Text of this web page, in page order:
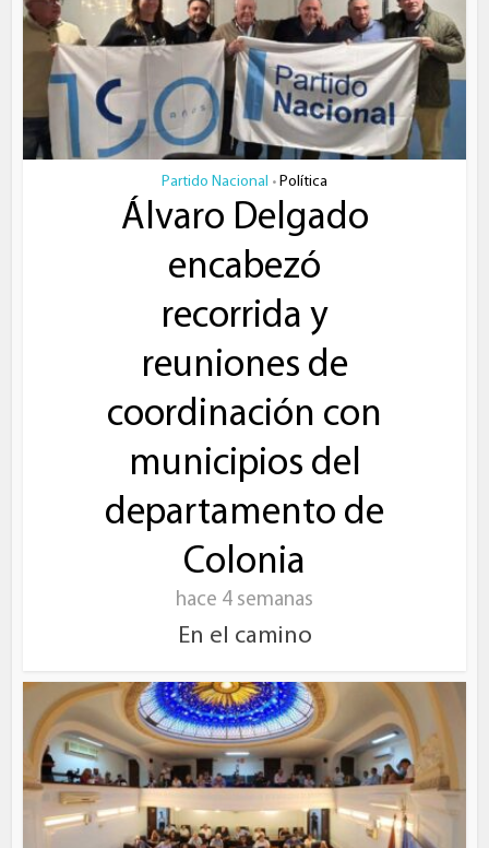
Partido Nacional • Política
Álvaro Delgado
encabezó
recorrida y
reuniones de
coordinación con
municipios del
departamento de
Colonia
hace 4 semanas
En el camino